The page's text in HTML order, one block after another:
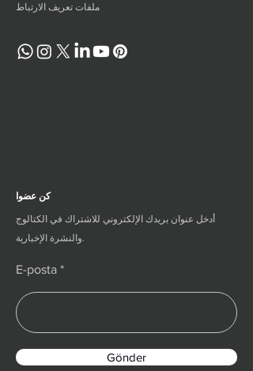
ملفات تعريف الارتباط
كن عضوا
أدخل عنوان بريدك الإلكتروني للاشتراك في الكتالوج
والنشرة الإخبارية.
E-posta
Gönder